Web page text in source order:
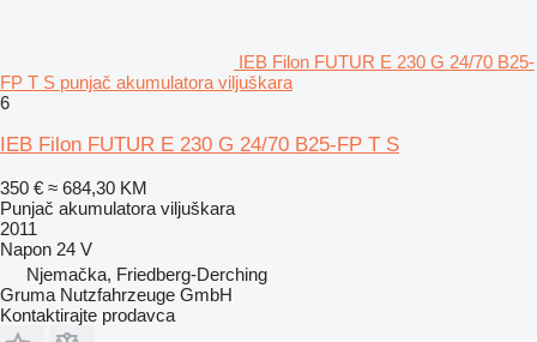
IEB Filon FUTUR E 230 G 24/70 B25-
FP T S punjač akumulatora viljuškara
6
IEB Filon FUTUR E 230 G 24/70 B25-FP T S
350 € ≈ 684,30 KM
Punjač akumulatora viljuškara
2011
Napon 24 V
Njemačka, Friedberg-Derching
Gruma Nutzfahrzeuge GmbH
Kontaktirajte prodavca